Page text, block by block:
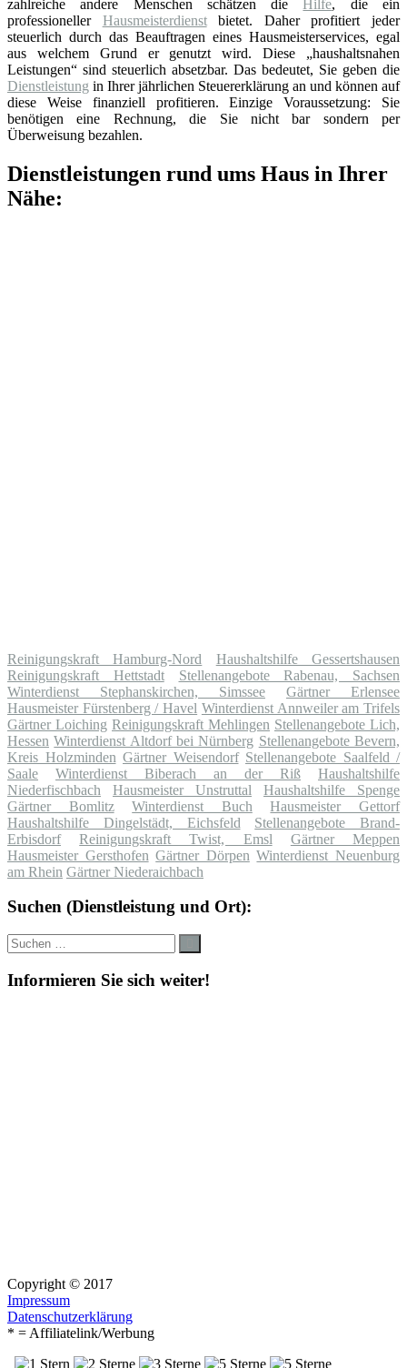
zahlreiche andere Menschen schätzen dieHilfe, die ein
professioneller Hausmeisterdienstbietet. Daher profitiert jeder
steuerlich durch das Beauftragen eines Hausmeisterservices, egal
aus welchem Grund er genutzt wird. Diese „haushaltsnahen
Leistungen“ sind steuerlich absetzbar. Das bedeutet, Sie geben die
Dienstleistung in Ihrer jährlichen Steuererklärung an und können auf
diese Weise finanziell profitieren. Einzige Voraussetzung: Sie
benötigen eine Rechnung, die Sie nicht bar sondern per
Überweisung bezahlen.
Dienstleistungen rund ums Haus in Ihrer
Nähe:
Reinigungskraft Hamburg-Nord
Haushaltshilfe Gessertshausen
Reinigungskraft Hettstadt
Stellenangebote Rabenau, Sachsen
Winterdienst Stephanskirchen, Simssee
Gärtner Erlensee
Hausmeister Fürstenberg / Havel Winterdienst Annweiler am Trifels
Gärtner Loiching Reinigungskraft Mehlingen Stellenangebote Lich,
Hessen Winterdienst Altdorf bei Nürnberg Stellenangebote Bevern,
Kreis Holzminden Gärtner Weisendorf Stellenangebote Saalfeld /
Saale
Winterdienst Biberach an der Riß
Haushaltshilfe
Niederfischbach
Hausmeister Unstruttal
Haushaltshilfe Spenge
Gärtner Bomlitz
Winterdienst Buch
Hausmeister Gettorf
Haushaltshilfe Dingelstädt, Eichsfeld
Stellenangebote Brand-
Erbisdorf
Reinigungskraft Twist, Emsl
Gärtner Meppen
Hausmeister Gersthofen Gärtner Dörpen Winterdienst Neuenburg
am Rhein Gärtner Niederaichbach
Suchen (Dienstleistung und Ort):
Suche
nach:
Informieren Sie sich weiter!
Copyright © 2017
Impressum
Datenschutzerklärung
* = Affiliatelink/Werbung